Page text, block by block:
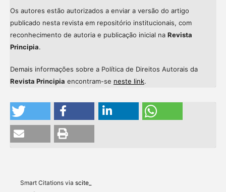
Os autores estão autorizados a enviar a versão do artigo
publicado nesta revista em repositório institucionais, com
reconhecimento de autoria e publicação inicial na Revista
Principia.
Demais informações sobre a Política de Direitos Autorais da
Revista Principia encontram-se neste link.
Smart Citations via scite_